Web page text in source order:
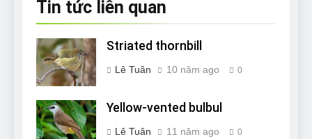
Tin tức liên quan
Striated thornbill
Lê Tuân 10 năm ago 0
Yellow-vented bulbul
Lê Tuân 11 năm ago 0